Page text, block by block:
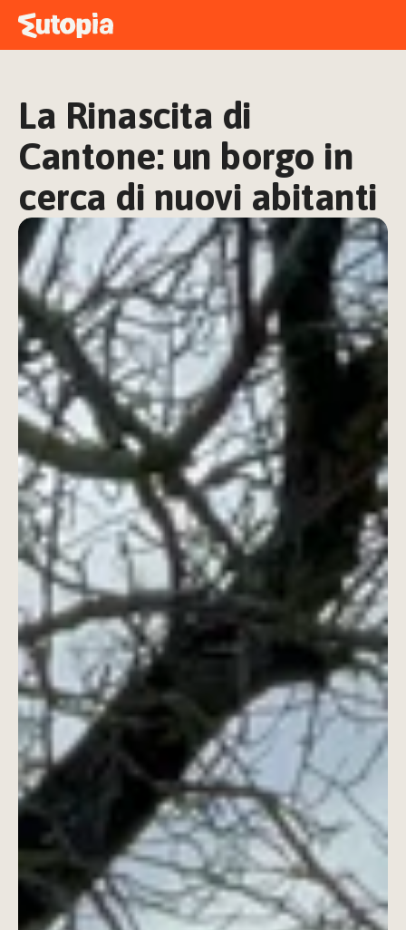
STORIE
FREE TALK
ACCEDI
La Rinascita di
Cantone: un borgo in
cerca di nuovi abitanti